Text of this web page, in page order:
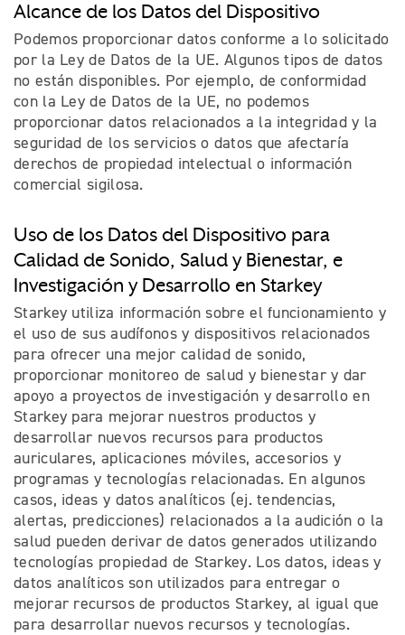
Alcance de los Datos del Dispositivo
Podemos proporcionar datos conforme a lo solicitado
por la Ley de Datos de la UE. Algunos tipos de datos
no están disponibles. Por ejemplo, de conformidad
con la Ley de Datos de la UE, no podemos
proporcionar datos relacionados a la integridad y la
seguridad de los servicios o datos que afectaría
derechos de propiedad intelectual o información
comercial sigilosa.
Uso de los Datos del Dispositivo para
Calidad de Sonido, Salud y Bienestar, e
Investigación y Desarrollo en Starkey
Starkey utiliza información sobre el funcionamiento y
el uso de sus audífonos y dispositivos relacionados
para ofrecer una mejor calidad de sonido,
proporcionar monitoreo de salud y bienestar y dar
apoyo a proyectos de investigación y desarrollo en
Starkey para mejorar nuestros productos y
desarrollar nuevos recursos para productos
auriculares, aplicaciones móviles, accesorios y
programas y tecnologías relacionadas. En algunos
casos, ideas y datos analíticos (ej. tendencias,
alertas, predicciones) relacionados a la audición o la
salud pueden derivar de datos generados utilizando
tecnologías propiedad de Starkey. Los datos, ideas y
datos analíticos son utilizados para entregar o
mejorar recursos de productos Starkey, al igual que
para desarrollar nuevos recursos y tecnologías.